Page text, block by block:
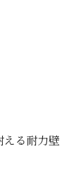
える耐力壁